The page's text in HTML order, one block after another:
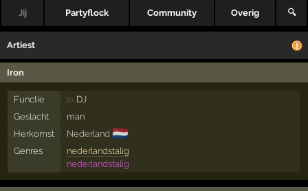
Jij Partyflock Community Overig 🔍
Artiest
Iron
Functie 2× DJ
Geslacht
man
Herkomst
Nederland 🇳🇱
Genres
nederlandstalig
nederlandstalig